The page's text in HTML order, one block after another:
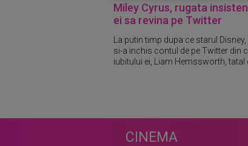
Miley Cyrus, rugata
ei sa revina pe Twitter
La putin timp dupa ce starul Disney,
si-a inchis contul de pe Twitter din
iubitului ei, Liam Hemssworth, tatal
CINEMA